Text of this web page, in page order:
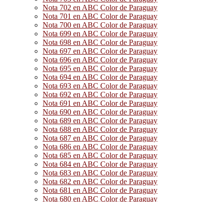
Nota 702 en ABC Color de Paraguay
Nota 701 en ABC Color de Paraguay
Nota 700 en ABC Color de Paraguay
Nota 699 en ABC Color de Paraguay
Nota 698 en ABC Color de Paraguay
Nota 697 en ABC Color de Paraguay
Nota 696 en ABC Color de Paraguay
Nota 695 en ABC Color de Paraguay
Nota 694 en ABC Color de Paraguay
Nota 693 en ABC Color de Paraguay
Nota 692 en ABC Color de Paraguay
Nota 691 en ABC Color de Paraguay
Nota 690 en ABC Color de Paraguay
Nota 689 en ABC Color de Paraguay
Nota 688 en ABC Color de Paraguay
Nota 687 en ABC Color de Paraguay
Nota 686 en ABC Color de Paraguay
Nota 685 en ABC Color de Paraguay
Nota 684 en ABC Color de Paraguay
Nota 683 en ABC Color de Paraguay
Nota 682 en ABC Color de Paraguay
Nota 681 en ABC Color de Paraguay
Nota 680 en ABC Color de Paraguay